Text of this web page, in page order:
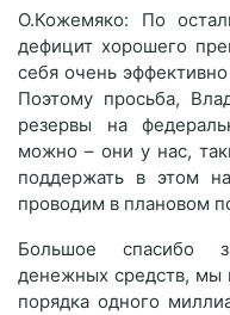
О.Кожемяко: По
дефицит хорошего
себя очень
Поэтому просьба,
резервы на
можно – они у нас,
поддержать в этом
проводим в плановом
Большое спасибо
денежных средств, мы
порядка одного